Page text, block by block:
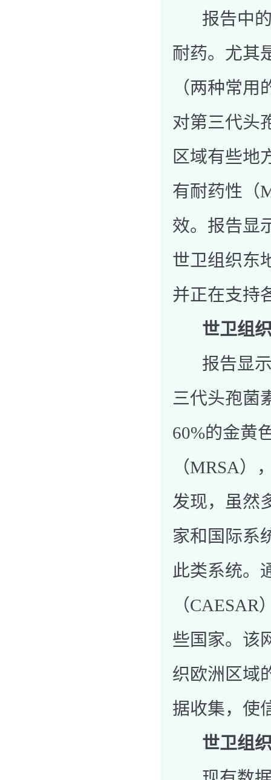
报告中的
耐药。尤其
（两种常
对第三代头
区域有些地
有耐药性（
效。报告显
世卫组织东
并正在支持
世卫组
报告显示
三代头孢菌
60%的金黄
（MRSA
发现，虽然
家和国际系
此类系统。
（
些国家。该
织欧洲区域
据收集，使
世卫组